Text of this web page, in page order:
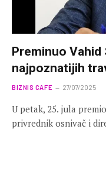
Preminuo
najpoznatijih
BIZNIS CAFE 27/07/2025
U petak, 25. jula
privrednik osnivač i